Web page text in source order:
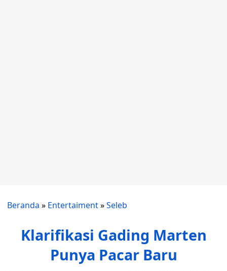
Beranda » Entertaiment»Seleb
Klarifikasi Gading Marten
Punya Pacar Baru